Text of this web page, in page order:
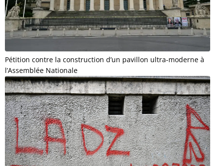
Pétition contre la construction d’un pavillon ultra-moderne à
l’Assemblée Nationale